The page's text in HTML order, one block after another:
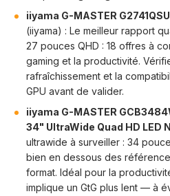
iiyama G-MASTER
(iiyama) : Le meilleur rapport
27 pouces QHD : 18 offres à
gaming et la productivité.
rafraîchissement et la
GPU avant de valider.
iiyama G-MASTER
34" UltraWide Quad HD LED
ultrawide à surveiller : 34
bien en dessous des
format. Idéal pour la
implique un GtG plus lent — à